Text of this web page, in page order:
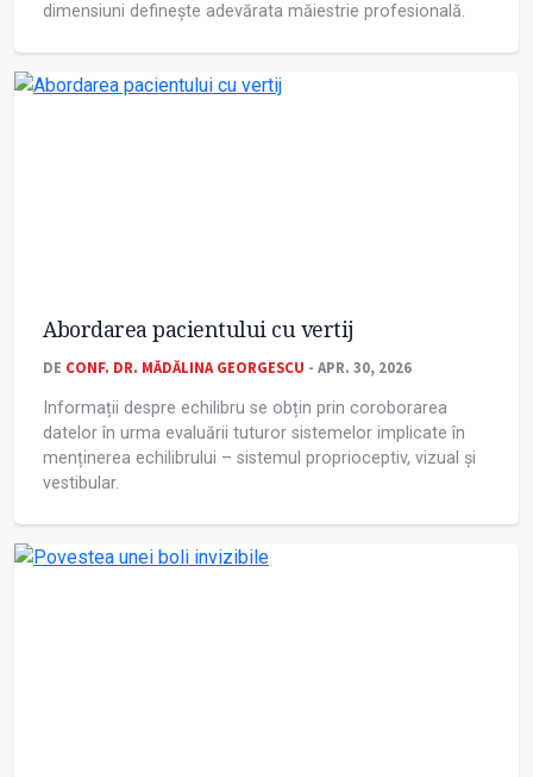
dimensiuni definește adevărata măiestrie profesională.
Abordarea pacientului cu vertij
DE CONF. DR. MĂDĂLINA GEORGESCU - APR. 30, 2026
Informații despre echilibru se obțin prin coroborarea
datelor în urma evaluării tuturor sistemelor implicate în
menținerea echilibrului – sistemul proprioceptiv, vizual și
vestibular.